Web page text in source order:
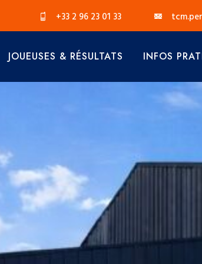
+33 2 96 23 01 33
JOUEUSES & RÉSULTATS INFOS